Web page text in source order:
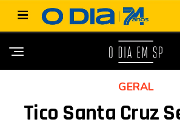
GERAL
Tico Santa Cruz